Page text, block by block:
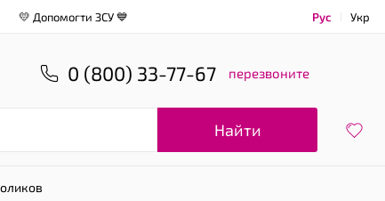
💛 Допомогти ЗСУ 💙 Рус Укр
0 (800) 33-77-67 перезвоните
Найти